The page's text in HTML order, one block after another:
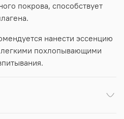
покрова, способствует
нанести эссенцию
похлопывающими